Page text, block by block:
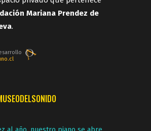
PROYECTO